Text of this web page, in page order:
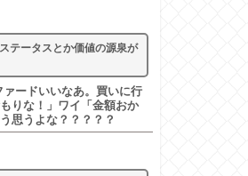
テータスとか価値の源泉が
ードいいなあ。買いに行
りな！」ワイ「金額おか
思うよな？？？？？